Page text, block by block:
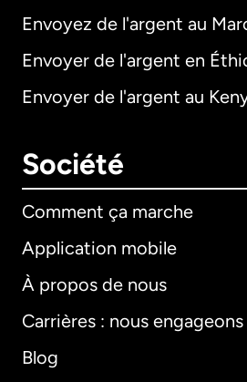
Envoyez de l'argent au
Envoyer de l'argent en
Envoyer de l'argent au
Société
Comment ça marche
Application mobile
À propos de nous
Carrières : nous engageons
Blog